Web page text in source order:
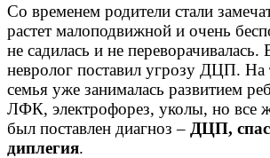
Со временем родители стали
растет малоподвижной и очень
не садилась и не переворачивалась.
невролог поставил угрозу ДЦП. На
семья уже занималась развитием
ЛФК, электрофорез, уколы, но все
был поставлен диагноз – ДЦП,
диплегия.